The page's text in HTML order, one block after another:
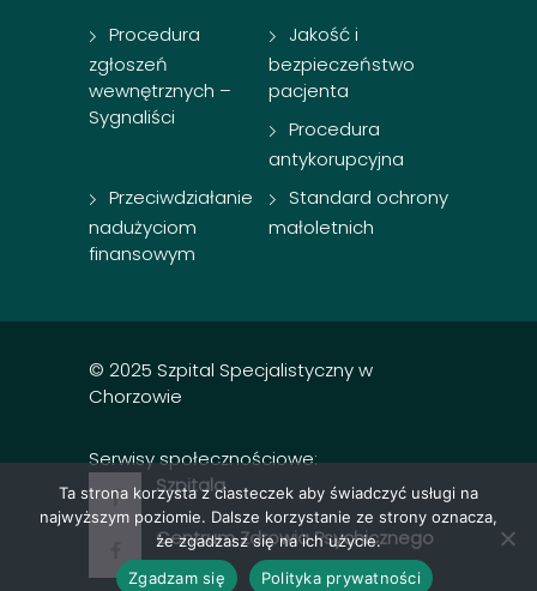
Procedura
zgłoszeń
wewnętrznych –
Sygnaliści
Jakość i
bezpieczeństwo
pacjenta
Procedura
antykorupcyjna
Przeciwdziałanie
nadużyciom
finansowym
Standard ochrony
małoletnich
© 2025 Szpital Specjalistyczny w
Chorzowie
Serwisy społecznościowe:
Szpitala
Centrum Zdrowia Psychicznego
Ta strona korzysta z ciasteczek aby świadczyć usługi na
najwyższym poziomie. Dalsze korzystanie ze strony oznacza,
że zgadzasz się na ich użycie.
Zgadzam się
Polityka prywatności